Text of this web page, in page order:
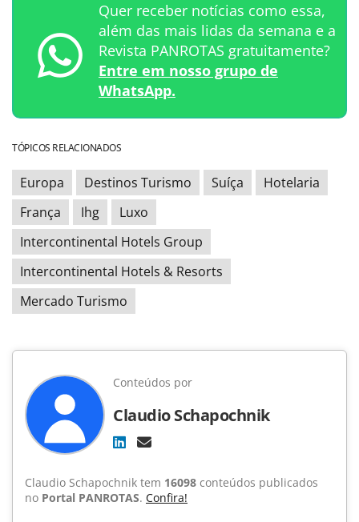
Quer receber notícias como essa,
além das mais lidas da semana e a
Revista PANROTAS gratuitamente?
Entre em nosso grupo de
WhatsApp.
TÓPICOS RELACIONADOS
Europa Destinos Turismo Suíça
Hotelaria
França
Ihg
Luxo
Intercontinental Hotels Group
Intercontinental Hotels & Resorts
Mercado Turismo
Conteúdos por
Claudio Schapochnik
Claudio Schapochnik tem 16098 conteúdos publicados
no Portal PANROTAS. Confira!